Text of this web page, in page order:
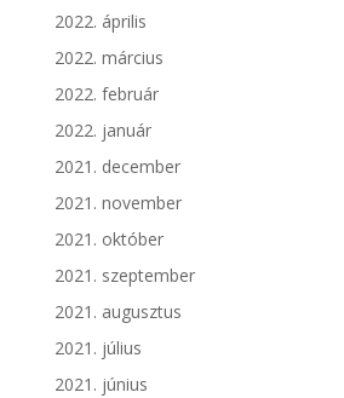
2022. április
2022. március
2022. február
2022. január
2021. december
2021. november
2021. október
2021. szeptember
2021. augusztus
2021. július
2021. június